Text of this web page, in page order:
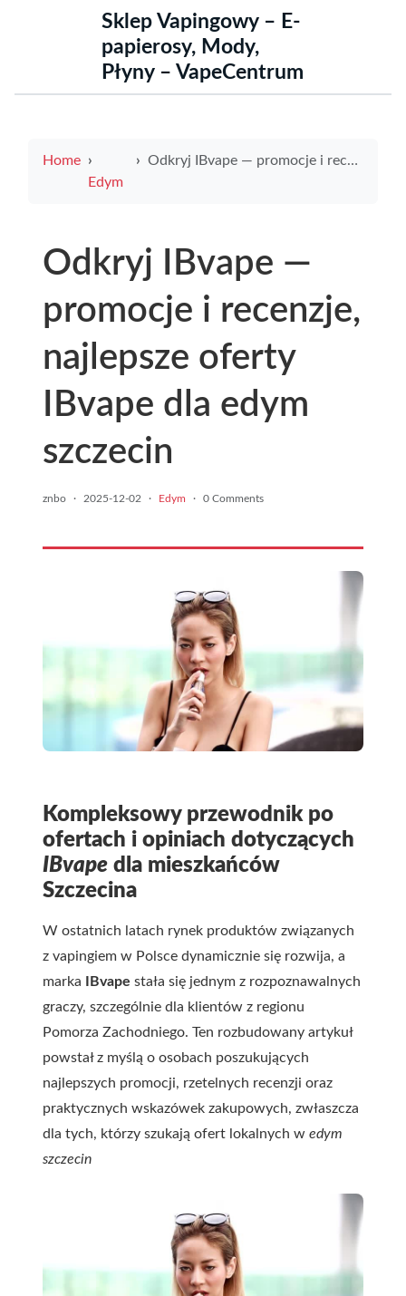
Sklep Vapingowy – E-
papierosy, Mody,
Płyny – VapeCentrum
Home
Edym
Odkryj IBvape — promocje i recenzje, najlepsze oferty IBvape dla edym szczecin
Odkryj IBvape —
promocje i recenzje,
najlepsze oferty
IBvape dla edym
szczecin
znbo · 2025-12-02 · Edym · 0 Comments
Kompleksowy przewodnik po
ofertach i opiniach dotyczących
IBvape dla mieszkańców
Szczecina
W ostatnich latach rynek produktów związanych
z vapingiem w Polsce dynamicznie się rozwija, a
marka
IBvape stała się jednym z rozpoznawalnych
graczy, szczególnie dla klientów z regionu
Pomorza Zachodniego. Ten rozbudowany artykuł
powstał z myślą o osobach poszukujących
najlepszych promocji, rzetelnych recenzji oraz
praktycznych wskazówek zakupowych, zwłaszcza
dla tych, którzy szukają ofert lokalnych w edym
szczecin